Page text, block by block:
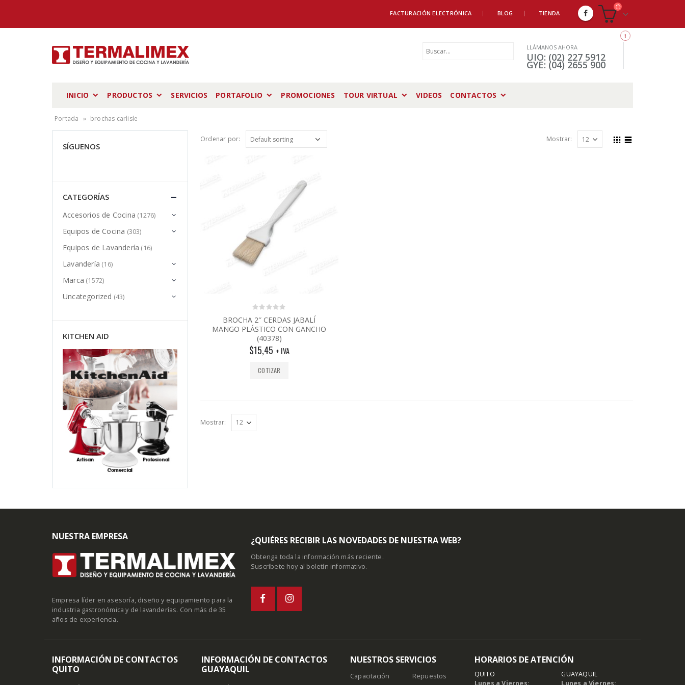
FACTURACIÓN ELECTRÓNICA BLOG TIENDA
LLÁMANOS AHORA
UIO: (02) 227 5912
GYE: (04) 2655 900
INICIO PRODUCTOS SERVICIOS PORTAFOLIO PROMOCIONES TOUR VIRTUAL VIDEOS CONTACTOS
Portada » brochas carlisle
Ordenar por: Mostrar:
0
out
of
BROCHA 2″ CERDAS JABALÍ
MANGO PLÁSTICO CON GANCHO
(40378)
$15,45 + IVA
COTIZAR
Mostrar:
SÍGUENOS
CATEGORÍAS
Accesorios de Cocina (1276)
Equipos de Cocina (303)
Equipos de Lavandería (16)
Lavandería (16)
Marca (1572)
Uncategorized (43)
KITCHEN AID
NUESTRA EMPRESA
Empresa líder en asesoría, diseño y equipamiento para la
industria gastronómica y de lavanderías. Con más de 35
años de experiencia.
¿QUIÉRES RECIBIR LAS NOVEDADES DE NUESTRA WEB?
Obtenga toda la información más reciente.
Suscríbete hoy al boletín informativo.
INFORMACIÓN DE CONTACTOS
QUITO
INFORMACIÓN DE CONTACTOS
GUAYAQUIL
NUESTROS SERVICIOS
Capacitación
Repuestos
HORARIOS DE ATENCIÓN
QUITO
Lunes a Viernes:
GUAYAQUIL
Lunes a Viernes: